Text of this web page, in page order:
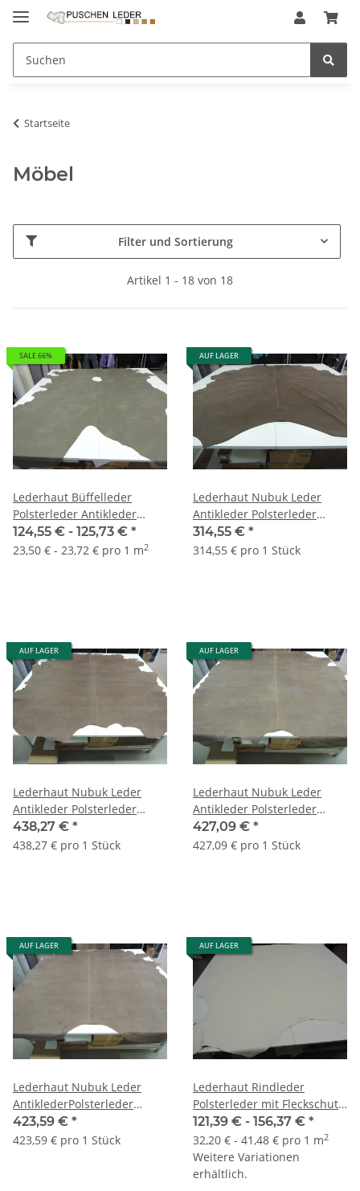
Startseite
Möbel
Filter und Sortierung
Artikel 1 - 18 von 18
SALE 66%
Lederhaut Büffelleder
Polsterleder Antikleder
schlammgrau
124,55 € - 125,73 € *
23,50 € - 23,72 € pro 1 m2
AUF LAGER
Lederhaut Nubuk Leder
Antikleder Polsterleder
Country braun 4,50 qm
314,55 € *
314,55 € pro 1 Stück
AUF LAGER
Lederhaut Nubuk Leder
Antikleder Polsterleder
Country braun 5,27 qm
438,27 € *
438,27 € pro 1 Stück
AUF LAGER
Lederhaut Nubuk Leder
Antikleder Polsterleder
Country braun 6,11 qm
427,09 € *
427,09 € pro 1 Stück
AUF LAGER
Lederhaut Nubuk Leder
AntiklederPolsterleder
Country braun 6,08 qm
423,59 € *
423,59 € pro 1 Stück
AUF LAGER
Lederhaut Rindleder
Polsterleder mit Fleckschutz
creme
121,39 € - 156,37 € *
32,20 € - 41,48 € pro 1 m2
Weitere Variationen
erhältlich.